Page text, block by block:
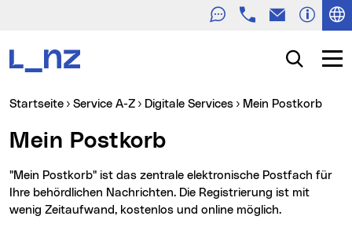
TelefonE-Mail
Suche
Sie sind hier:
Startseite Service A-Z Digitale Services Mein Postkorb
Mein Postkorb
"Mein Postkorb" ist das zentrale elektronische Postfach für
Ihre behördlichen Nachrichten. Die Registrierung ist mit
wenig Zeitaufwand, kostenlos und online möglich.